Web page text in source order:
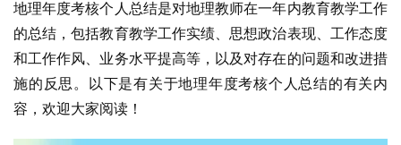
地理年度考核个人总结是对地理教师在一年内教育教学工作
的总结，包括教育教学工作实绩、思想政治表现、工作态度
和工作作风、业务水平提高等，以及对存在的问题和改进措
施的反思。以下是有关于地理年度考核个人总结的有关内
容，欢迎大家阅读！